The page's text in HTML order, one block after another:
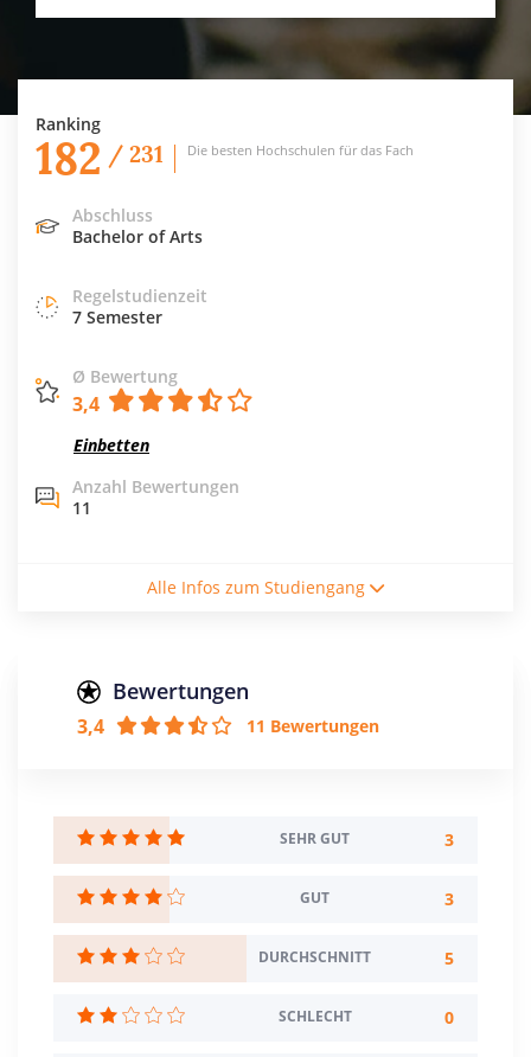
Ranking
182 / 231 Die besten Hochschulen für das Fach
Abschluss
Bachelor of Arts
Regelstudienzeit
7 Semester
Ø Bewertung
3,4
Einbetten
Anzahl Bewertungen
11
Vollzeitstudium
Creditpoints
7 Semester
Sprache
Deutsch
Englisch
Studienbeginn
Wintersemester
Alle Infos zum Studiengang
Bewertungen
3,4 11 Bewertungen
SEHR GUT 3
GUT 3
DURCHSCHNITT 5
SCHLECHT 0